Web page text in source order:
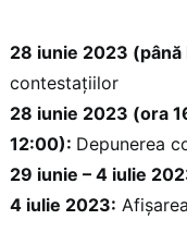
28 iunie 2023 (până
contestațiilor
28 iunie 2023 (ora
12:00): Depunerea
29 iunie – 4 iulie
4 iulie 2023: